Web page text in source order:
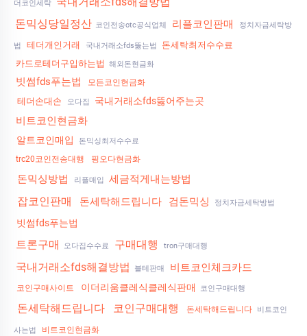
더코인세탁
돈믹싱당일정산 코인전송otc공식업체 리플코인판매 정치자금세탁방
법 테더개인거래 국내거래소fds뚫는법
돈세탁최저수수료
카드로테더구입하는법
해외돈현금화
빗썸fds푸는법 모든코인현금화
테더손대손 오다집 국내거래소fds뚫어주는곳
비트코인현금화
알트코인매입 돈믹싱최저수수료
trc20코인전송대행 핑오다현금화
돈믹싱방법 리플매입 세금적게내는방법
잡코인판매 돈세탁해드립니다 검돈믹싱 정치자금세탁방법
빗썸fds푸는법
트론구매 오다집수수료 구매대행 tron구매대행
국내거래소fds해결방법 블테판매 비트코인체크카드
코인구매사이트 이더리움클레식클레식판매 코인구매대행
돈세탁해드립니다 코인구매대행 돈세탁해드립니다 비트코인
사는법
비트코인현금화